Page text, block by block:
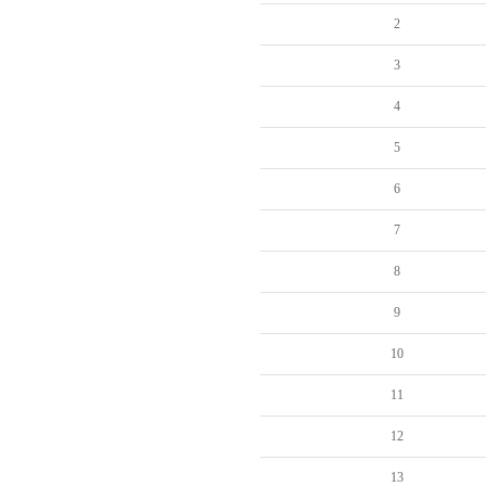
2
3
4
5
6
7
8
9
10
11
12
13